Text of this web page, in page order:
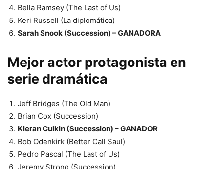
Bella Ramsey (The Last of Us)
Keri Russell (La diplomática)
Sarah Snook (Succession) – GANADORA
Mejor actor protagonista en
serie dramática
Jeff Bridges (The Old Man)
Brian Cox (Succession)
Kieran Culkin (Succession) – GANADOR
Bob Odenkirk (Better Call Saul)
Pedro Pascal (The Last of Us)
Jeremy Strong (Succession)